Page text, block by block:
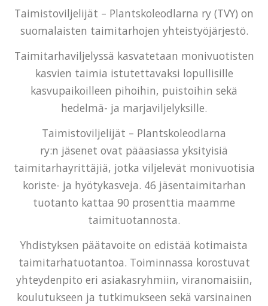
Taimistoviljelijät – Plantskoleodlarna ry (TVY) on
suomalaisten taimitarhojen yhteistyöjärjestö.
Taimitarhaviljelyssä kasvatetaan monivuotisten
kasvien taimia istutettavaksi lopullisille
kasvupaikoilleen pihoihin, puistoihin sekä
hedelmä- ja marjaviljelyksille.
Taimistoviljelijät – Plantskoleodlarna
ry:n jäsenet ovat pääasiassa yksityisiä
taimitarhayrittäjiä, jotka viljelevät monivuotisia
koriste- ja hyötykasveja. 46 jäsentaimitarhan
tuotanto kattaa 90 prosenttia maamme
taimituotannosta.
Yhdistyksen päätavoite on edistää kotimaista
taimitarhatuotantoa. Toiminnassa korostuvat
yhteydenpito eri asiakasryhmiin, viranomaisiin,
koulutukseen ja tutkimukseen sekä varsinainen